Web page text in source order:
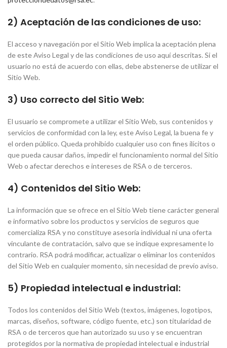
2) Aceptación de las condiciones de uso:
El acceso y navegación por el Sitio Web implica la aceptación plena
de este Aviso Legal y de las condiciones de uso aquí descritas. Si el
usuario no está de acuerdo con ellas, debe abstenerse de utilizar el
Sitio Web.
3) Uso correcto del Sitio Web:
El usuario se compromete a utilizar el Sitio Web, sus contenidos y
servicios de conformidad con la ley, este Aviso Legal, la buena fe y
el orden público. Queda prohibido cualquier uso con fines ilícitos o
que pueda causar daños, impedir el funcionamiento normal del Sitio
Web o afectar derechos e intereses de RSA o de terceros.
4) Contenidos del Sitio Web:
La información que se ofrece en el Sitio Web tiene carácter general
e informativo sobre los productos y servicios de seguros que
comercializa RSA y no constituye asesoría individual ni una oferta
vinculante de contratación, salvo que se indique expresamente lo
contrario. RSA podrá modificar, actualizar o eliminar los contenidos
del Sitio Web en cualquier momento, sin necesidad de previo aviso.
5) Propiedad intelectual e industrial:
Todos los contenidos del Sitio Web (textos, imágenes, logotipos,
marcas, diseños, software, código fuente, etc.) son titularidad de
RSA o de terceros que han autorizado su uso y se encuentran
protegidos por la normativa de propiedad intelectual e industrial